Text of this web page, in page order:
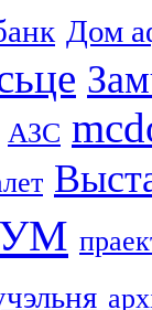
Дом
АЗС